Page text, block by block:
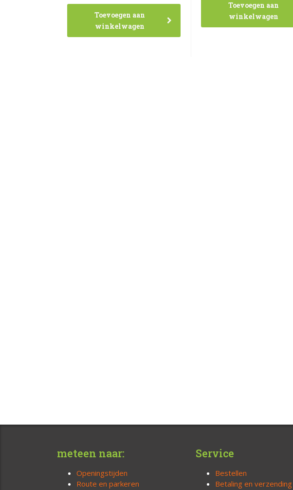
Toevoegen aan
winkelwagen
Toevoegen aan
winkelwagen
meteen naar:
Openingstijden
Route en parkeren
Service
Bestellen
Betaling en verzending